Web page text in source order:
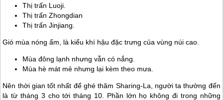
Thị trấn Luoji.
Thị trấn Zhongdian
Thị trấn Jinjiang.
Gió mùa nóng ẩm, là kiểu khí hậu đặc trưng của vùng núi cao.
Mùa đông lạnh nhưng vẫn có nắng.
Mùa hè mát mẻ nhưng lại kèm theo mưa.
Nên thời gian tốt nhất để ghé thăm Sharing-La, người ta thường đến
là từ tháng 3 cho tới tháng 10. Phần lớn họ không đi trong những